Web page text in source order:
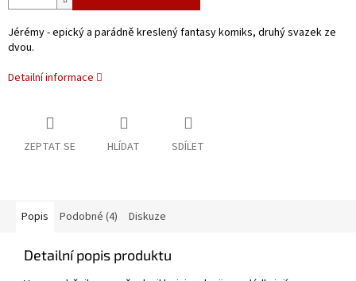
Jérémy - epický a parádně kreslený fantasy komiks, druhý svazek ze
dvou.
Detailní informace
ZEPTAT SE HLÍDAT SDÍLET
Popis Podobné (4) Diskuze
Detailní popis produktu